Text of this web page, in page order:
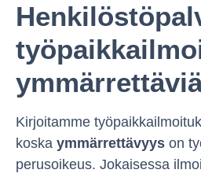
Kirjoitamme
koska ymmärrettävyys on
perusoikeus. Jokaisessa